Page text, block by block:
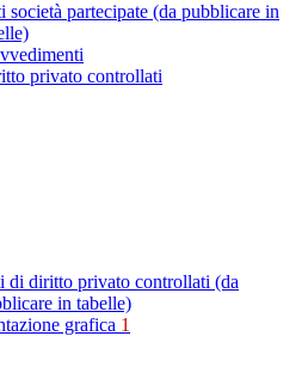
società partecipate (da pubblicare in
privato controllati
di diritto privato controllati (da
in tabelle)
grafica 1